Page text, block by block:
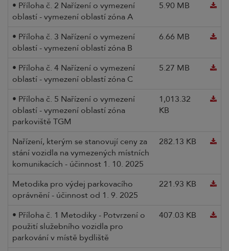
• Příloha č. 2 Nařízení o vymezení
oblastí - vymezení oblastí zóna A
5.90 MB
• Příloha č. 3 Nařízení o vymezení
oblastí - vymezení oblastí zóna B
6.66 MB
• Příloha č. 4 Nařízení o vymezení
oblastí - vymezení oblastí zóna C
5.27 MB
• Příloha č. 5 Nařízení o vymezení
oblastí - vymezení oblastí zóna
parkoviště TGM
1,013.32
KB
Nařízení, kterým se stanovují ceny za
stání vozidla na vymezených místních
komunikacích - účinnost 1. 10. 2025
282.13 KB
Metodika pro výdej parkovacího
oprávnění - účinnost od 1. 9. 2025
221.93 KB
• Příloha č. 1 Metodiky - Potvrzení o
použití služebního vozidla pro
parkování v místě bydliště
407.03 KB